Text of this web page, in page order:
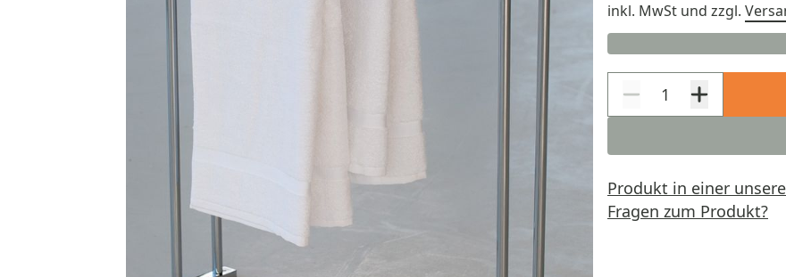
inkl. MwSt und zzgl.
Produkt in einer
Fragen zum Produkt?